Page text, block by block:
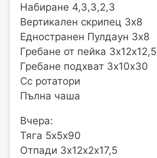
Набиране 4,3,3,2,3
Вертикален скрипец 3х8
Едностранен Пулдаун 3х8
Гребане от пейка 3х12х12,5
Гребане подхват 3х10х30
Сс ротатори
Пълна чаша
Вчера:
Тяга 5х5х90
Отпади 3х12х2х17,5